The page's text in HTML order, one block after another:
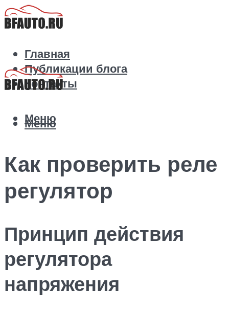
Главная
Публикации блога
Контакты
Меню
Меню
Как проверить реле
регулятор
Принцип действия
регулятора
напряжения